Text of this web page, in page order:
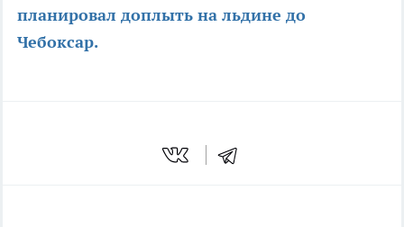
планировал доплыть на льдине до
Чебоксар.